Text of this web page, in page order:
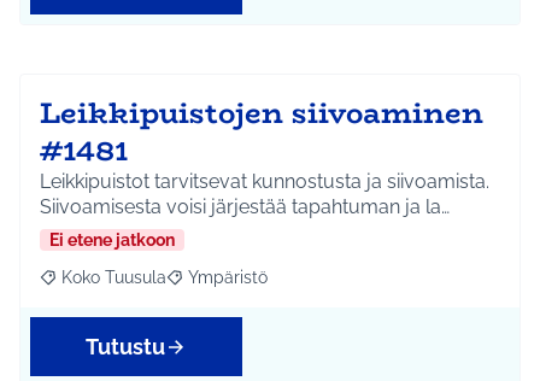
Leikkipuistojen siivoaminen
#1481
Leikkipuistot tarvitsevat kunnostusta ja siivoamista.
Siivoamisesta voisi järjestää tapahtuman ja la…
Ei etene jatkoon
Rajaa tulokset aihepiirin mukaan: Koko Tuusula
Koko Tuusula Rajaa tulokset teeman mukaan: Ympäristö
Ympäristö
Tutustu